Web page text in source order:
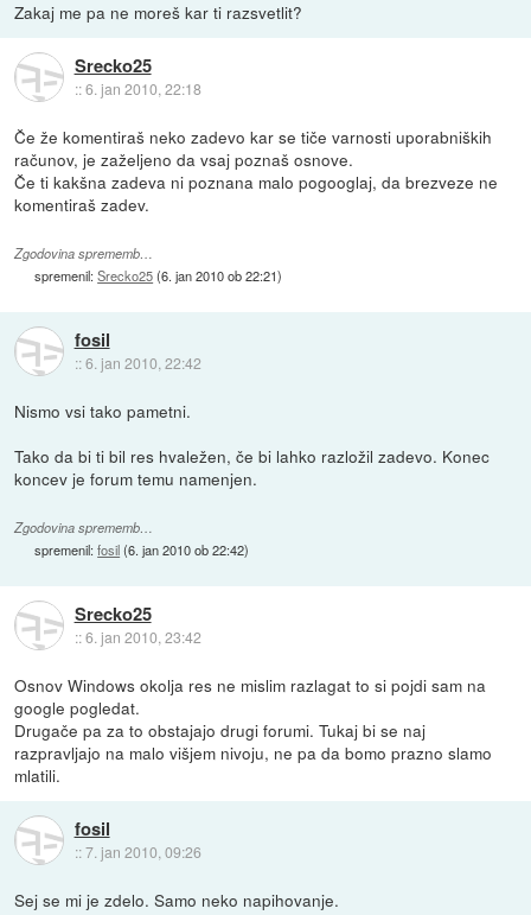
Zakaj me pa ne moreš kar ti razsvetlit?
Srecko25
::6. jan 2010, 22:18
Če že komentiraš neko zadevo kar se tiče varnosti uporabniških
računov, je zaželjeno da vsaj poznaš osnove.
Če ti kakšna zadeva ni poznana malo pogooglaj, da brezveze ne
komentiraš zadev.
Zgodovina sprememb…
spremenil:Srecko25(6. jan 2010 ob 22:21)
fosil
::6. jan 2010, 22:42
Nismo vsi tako pametni.
Tako da bi ti bil res hvaležen, če bi lahko razložil zadevo. Konec
koncev je forum temu namenjen.
Zgodovina sprememb…
spremenil:fosil(6. jan 2010 ob 22:42)
Srecko25
::6. jan 2010, 23:42
Osnov Windows okolja res ne mislim razlagat to si pojdi sam na
google pogledat.
Drugače pa za to obstajajo drugi forumi. Tukaj bi se naj
razpravljajo na malo višjem nivoju, ne pa da bomo prazno slamo
mlatili.
fosil
::7. jan 2010, 09:26
Sej se mi je zdelo. Samo neko napihovanje.